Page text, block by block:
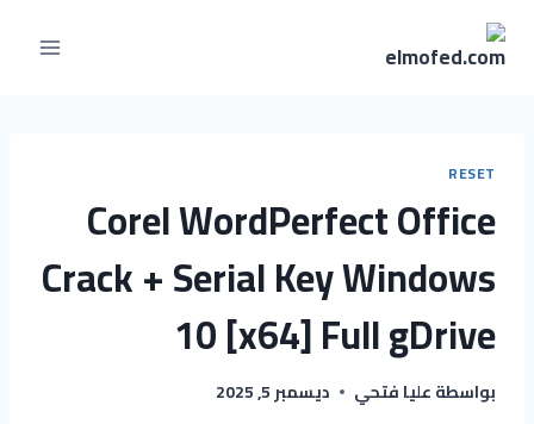
RESET
Corel WordPerfect Office
Crack + Serial Key Windows
10 [x64] Full gDrive
بواسطةعليا فتحي ديسمبر 5, 2025